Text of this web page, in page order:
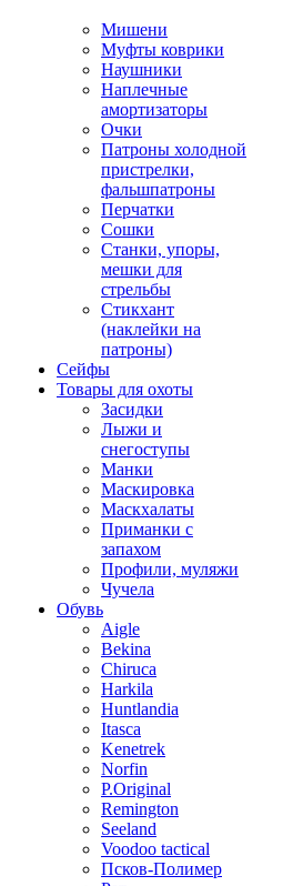
Мишени
Муфты коврики
Наушники
Наплечные
амортизаторы
Очки
Патроны холодной
пристрелки,
фальшпатроны
Перчатки
Сошки
Станки, упоры,
мешки для
стрельбы
Стикхант
(наклейки на
патроны)
Сейфы
Товары для охоты
Засидки
Лыжи и
снегоступы
Манки
Маскировка
Маскхалаты
Приманки с
запахом
Профили, муляжи
Чучела
Обувь
Aigle
Bekina
Chiruсa
Harkila
Huntlandia
Itasca
Kenetrek
Norfin
P.Original
Remington
Seeland
Voodoo tactical
Псков-Полимер